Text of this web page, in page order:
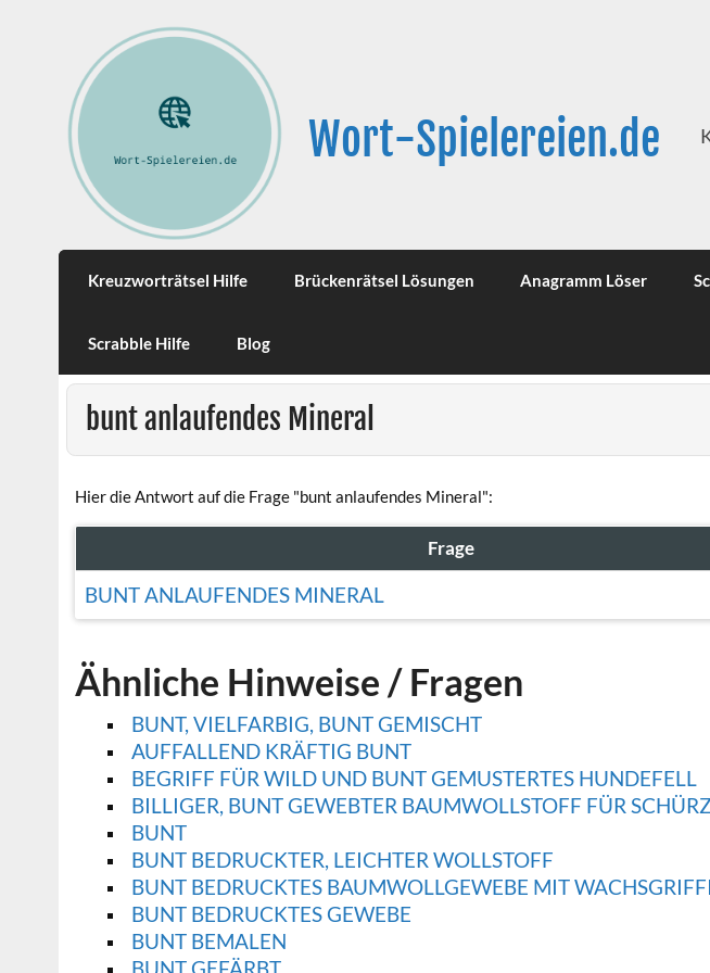
Wort-Spielereien.de
Kreuzworträtsel Hilfe Brückenrätsel Lösungen Anagramm Löser
Scrabble Hilfe Blog
bunt anlaufendes Mineral
Hier die Antwort auf die Frage "bunt anlaufendes Mineral":
Frage
BUNT ANLAUFENDES MINERAL
Ähnliche Hinweise / Fragen
BUNT, VIELFARBIG, BUNT GEMISCHT
AUFFALLEND KRÄFTIG BUNT
BEGRIFF FÜR WILD UND BUNT GEMUSTERTES HUNDEFELL
BILLIGER, BUNT GEWEBTER BAUMWOLLSTOFF FÜR
BUNT
BUNT BEDRUCKTER, LEICHTER WOLLSTOFF
BUNT BEDRUCKTES BAUMWOLLGEWEBE MIT
BUNT BEDRUCKTES GEWEBE
BUNT BEMALEN